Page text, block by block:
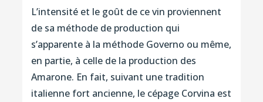
L’intensité et le goût de ce vin proviennent
de sa méthode de production qui
s’apparente à la méthode Governo ou même,
en partie, à celle de la production des
Amarone. En fait, suivant une tradition
italienne fort ancienne, le cépage Corvina est